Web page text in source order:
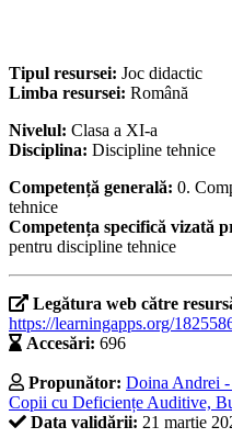
Tipul resursei: Joc didactic
Limba resursei: Română
Nivelul: Clasa a XI-a
Disciplina: Discipline tehnice
Competență generală: 0.
tehnice
Competența specifică vizată
pentru discipline tehnice
Legătura web către
https://learningapps.org/
Accesări: 696
Propunător: Doina Andrei
Copii cu Deficiențe Auditive,
Data validării: 21 martie